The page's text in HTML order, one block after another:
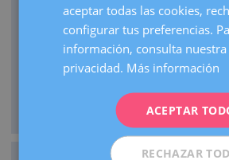
Como centro de referencia,
visitas de embarazos de alto riesgo
Contamos con una UCI Neonatal
aceptar todas las cookies,
configurar tus preferencias.
información, consulta
privacidad. Más información
ACEPTAR
RECHAZAR